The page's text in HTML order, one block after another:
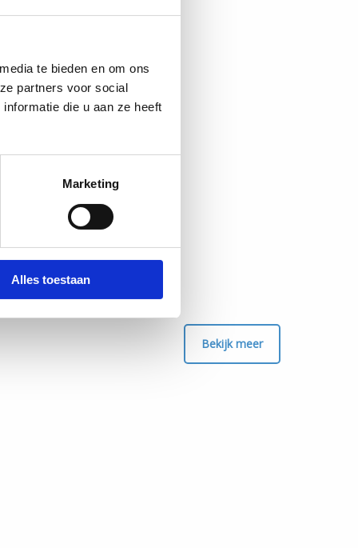
te bieden en om ons
partners voor social
die u aan ze heeft
Marketing
Alles toestaan
Bekijk meer